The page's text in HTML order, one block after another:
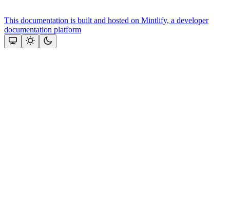
This documentation is built and hosted on Mintlify, a developer
documentation platform